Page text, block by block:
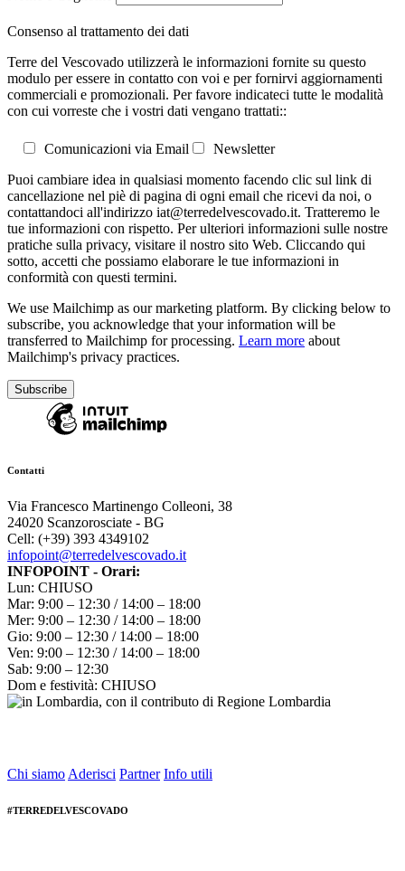
Consenso al trattamento dei dati
Terre del Vescovado utilizzerà le informazioni fornite su questo
modulo per essere in contatto con voi e per fornirvi aggiornamenti
commerciali e promozionali. Per favore indicateci tutte le modalità
con cui vorreste che i vostri dati vengano trattati::
Comunicazioni via Email
Newsletter
Puoi cambiare idea in qualsiasi momento facendo clic sul link di
cancellazione nel piè di pagina di ogni email che ricevi da noi, o
contattandoci all'indirizzo iat@terredelvescovado.it. Tratteremo le
tue informazioni con rispetto. Per ulteriori informazioni sulle nostre
pratiche sulla privacy, visitare il nostro sito Web. Cliccando qui
sotto, accetti che possiamo elaborare le tue informazioni in
conformità con questi termini.
We use Mailchimp as our marketing platform. By clicking below to
subscribe, you acknowledge that your information will be
transferred to Mailchimp for processing. Learn more about
Mailchimp's privacy practices.
Contatti
Via Francesco Martinengo Colleoni, 38
24020 Scanzorosciate - BG
Cell: (+39) 393 4349102
infopoint@terredelvescovado.it
INFOPOINT - Orari:
Lun: CHIUSO
Mar: 9:00 – 12:30 / 14:00 – 18:00
Mer: 9:00 – 12:30 / 14:00 – 18:00
Gio: 9:00 – 12:30 / 14:00 – 18:00
Ven: 9:00 – 12:30 / 14:00 – 18:00
Sab: 9:00 – 12:30
Dom e festività: CHIUSO
Chi siamo Aderisci Partner Info utili
#TERREDELVESCOVADO